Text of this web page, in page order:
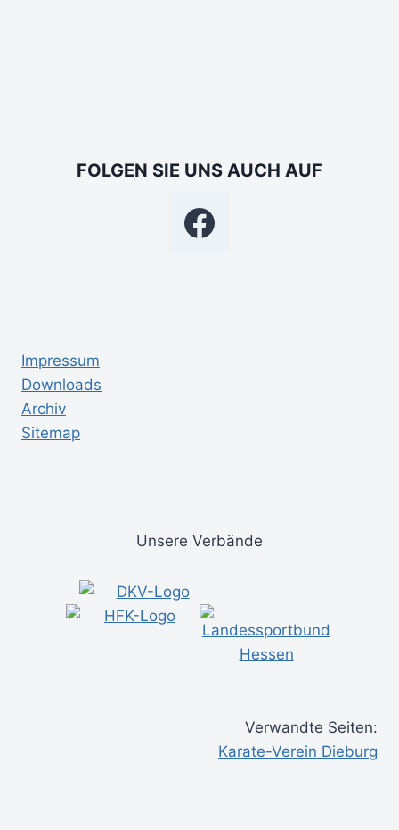
FOLGEN SIE UNS AUCH AUF
Impressum
Downloads
Archiv
Sitemap
Unsere Verbände
Verwandte Seiten:
Karate-Verein Dieburg